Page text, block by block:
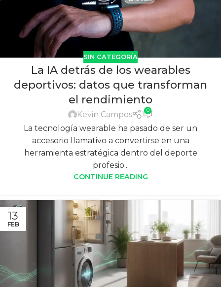
SIN CATEGORÍA
La IA detrás de los wearables
deportivos: datos que transforman
el rendimiento
Kevin Campos 0
La tecnología wearable ha pasado de ser un
accesorio llamativo a convertirse en una
herramienta estratégica dentro del deporte
profesio...
CONTINUE READING
13
FEB